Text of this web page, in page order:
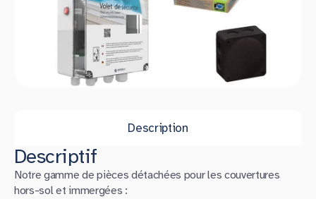
Description
Descriptif
Notre gamme de pièces détachées pour les couvertures
hors-sol et immergées :